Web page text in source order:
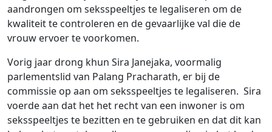
aandrongen om seksspeeltjes te legaliseren om de
kwaliteit te controleren en de gevaarlijke val die de
vrouw ervoer te voorkomen.
Vorig jaar drong khun Sira Janejaka, voormalig
parlementslid van Palang Pracharath, er bij de
commissie op aan om seksspeeltjes te legaliseren. Sira
voerde aan dat het het recht van een inwoner is om
seksspeeltjes te bezitten en te gebruiken en dat dit kan